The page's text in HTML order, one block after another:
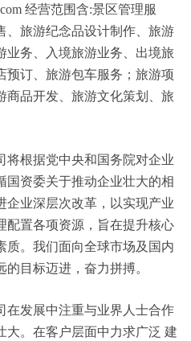
经营范围含:景区管理服
、旅游纪念品设计制作、旅游
业务、入境旅游业务、出境旅
预订、旅游包车服务；旅游项
商品开发、旅游文化策划、旅
将根据党中央和国务院对企业
国资委关于推动企业壮大的相
企业深层次改革，以实现产业
配置各项资源，旨在提升核心
质。我们面向全球市场及国内
目标迈进，奋力拼搏。
在发展中注重与业界人士合作
大。在客户层面中力求广泛 建